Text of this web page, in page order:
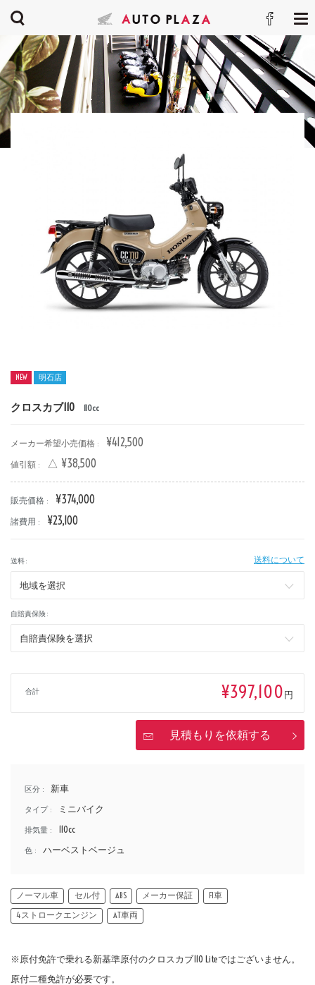
NEW 明石店
クロスカブ110 110cc
メーカー希望小売価格 : ¥412,500
値引額 : △ ¥38,500
販売価格 : ¥374,000
諸費用 : ¥23,100
送料 : 送料について
自賠責保険 :
合計 ¥397,100円
見積もりを依頼する
区分 : 新車
タイプ : ミニバイク
排気量 : 110cc
色 : ハーベストベージュ
ノーマル車 セル付 ABS メーカー保証
FI車
4ストロークエンジン
AT車両
※原付免許で乗れる新基準原付のクロスカブ110 Liteではございません。
原付二種免許が必要です。